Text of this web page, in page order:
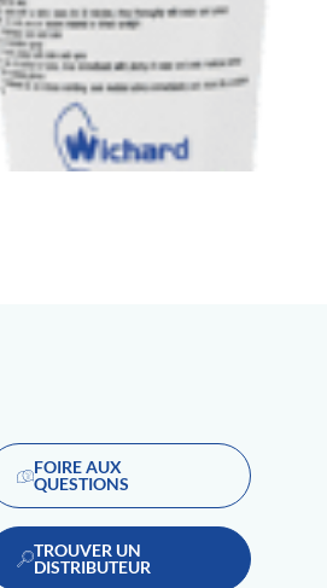
FOIRE AUX
QUESTIONS
TROUVER UN
DISTRIBUTEUR